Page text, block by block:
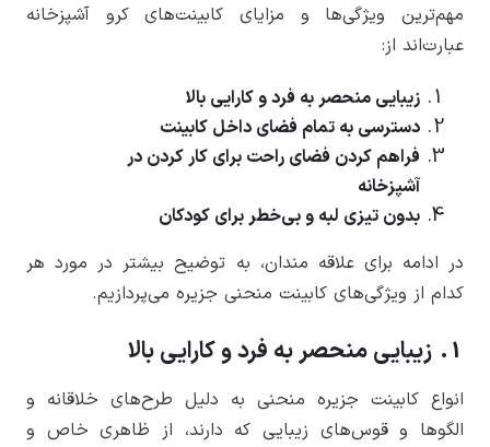
مهم‌ترین ویژگی‌ها و مزایای کابینت‌های کرو آشپزخانه
عبارت‌اند از:
زیبایی منحصر به فرد و کارایی بالا
دسترسی به تمام فضای داخل کابینت
فراهم کردن فضای راحت برای کار کردن در
آشپزخانه
بدون تیزی لبه و بی‌خطر برای کودکان
در ادامه برای علاقه مندان، به توضیح بیشتر در مورد هر
کدام از ویژگی‌های کابینت منحنی جزیره می‌پردازیم.
1. زیبایی منحصر به فرد و کارایی بالا
انواع کابینت جزیره منحنی به دلیل طرح‌های خلاقانه و
الگوها و قوس‌های زیبایی که دارند، از ظاهری خاص و